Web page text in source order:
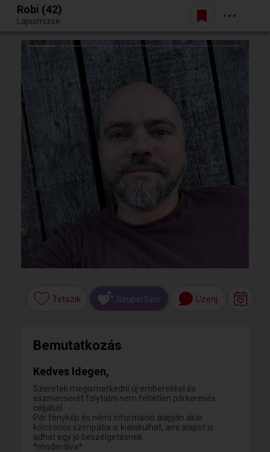
Egy jó randiból bármi lehet.
Belépés
Robi (42)
Lajosmizse
Tetszik SzuperSzív Üzenj
Bemutatkozás
Kedves Idegen,
Szeretek megismerkedni új emberekkel és
eszmecserét folytatni nem feltétlen párkeresés
céljából.
Pár fénykép és némi információ alapján akár
kölcsönös szimpátia is kialakulhat, ami alapot is
adhat egy jó beszélgetésnek.
*moderálva*